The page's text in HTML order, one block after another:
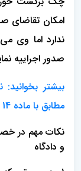
امکان تقاضای
ندارد اما وی
صدور اجراییه
بیشتر
مطابق با ماده 14 قانون صدور چک
نکات مهم در
و دادگاه